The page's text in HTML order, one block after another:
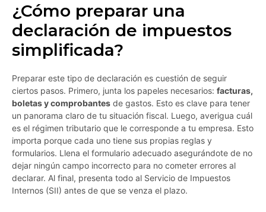
¿Cómo preparar una
declaración de impuestos
simplificada?
Preparar este tipo de declaración es cuestión de seguir
ciertos pasos. Primero, junta los papeles necesarios: facturas,
boletas y comprobantes de gastos. Esto es clave para tener
un panorama claro de tu situación fiscal. Luego, averigua cuál
es el régimen tributario que le corresponde a tu empresa. Esto
importa porque cada uno tiene sus propias reglas y
formularios. Llena el formulario adecuado asegurándote de no
dejar ningún campo incorrecto para no cometer errores al
declarar. Al final, presenta todo al Servicio de Impuestos
Internos (SII) antes de que se venza el plazo.